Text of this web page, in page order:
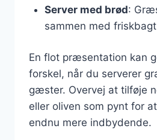
Server med brød:
sammen med
En flot præsentation kan
forskel, når du serverer
gæster. Overvej at tilføje
eller oliven som pynt for
endnu mere indbydende.